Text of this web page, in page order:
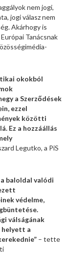
nem jogi,
jogi válasz nem
Akárhogy is
Tanácsnak
okokból
a Szerződések
ezzel
közötti
Ez a hozzáállás
Legutko, a PiS
baloldal valódi
védelme,
válságának
helyett a
– tette